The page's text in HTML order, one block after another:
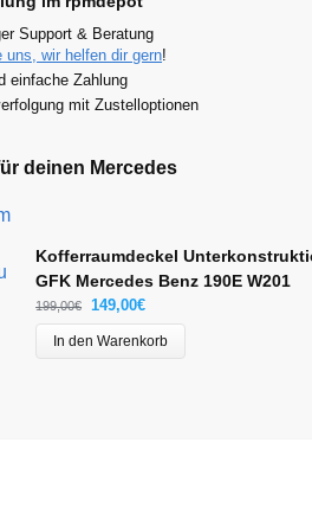
Support & Beratung
uns, wir helfen dir gern!
einfache Zahlung
mit Zustelloptionen
deinen Mercedes
Kofferraumdeckel
GFK Mercedes Benz 190E W201
199,00€ 149,00€
In den Warenkorb